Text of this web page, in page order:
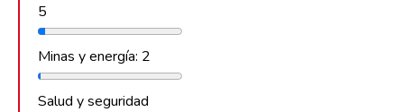
5
Minas y energía: 2
Salud y seguridad